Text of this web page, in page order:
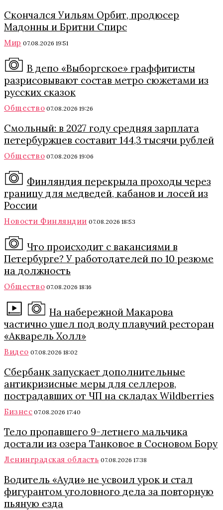
Скончался Уильям Орбит, продюсер
Мадонны и Бритни Спирс
Мир 07.08.2026 19:51
В депо «Выборгское» граффитисты
разрисовывают состав метро сюжетами из
русских сказок
Общество 07.08.2026 19:26
Смольный: в 2027 году средняя зарплата
петербуржцев составит 144,3 тысячи рублей
Общество 07.08.2026 19:06
Финляндия перекрыла проходы через
границу для медведей, кабанов и лосей из
России
Новости Финляндии 07.08.2026 18:53
Что происходит с вакансиями в
Петербурге? У работодателей по 10 резюме
на должность
Общество 07.08.2026 18:16
На набережной Макарова
частично ушел под воду плавучий ресторан
«Акварель Холл»
Видео 07.08.2026 18:02
Сбербанк запускает дополнительные
антикризисные меры для селлеров,
пострадавших от ЧП на складах Wildberries
Бизнес 07.08.2026 17:40
Тело пропавшего 9-летнего мальчика
достали из озера Танковое в Сосновом Бору
Ленинградская область 07.08.2026 17:38
Водитель «Ауди» не усвоил урок и стал
фигурантом уголовного дела за повторную
пьяную езда